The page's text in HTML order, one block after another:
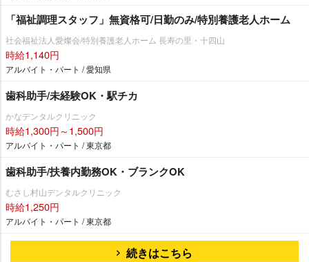
「福祉調理スタッフ」無資格可/日勤のみ/特別養護老人ホーム
社会福祉法人愛燦会/特別養護老人ホーム 長寿の里・十四山
時給1,140円
アルバイト・パート / 愛知県
歯科助手/未経験OK・駅チカ
かなデンタルクリニック
時給1,300円～1,500円
アルバイト・パート / 東京都
歯科助手/扶養内勤務OK・ブランクOK
むさし村山デンタルクリニック
時給1,250円
アルバイト・パート / 東京都
続きはこちら